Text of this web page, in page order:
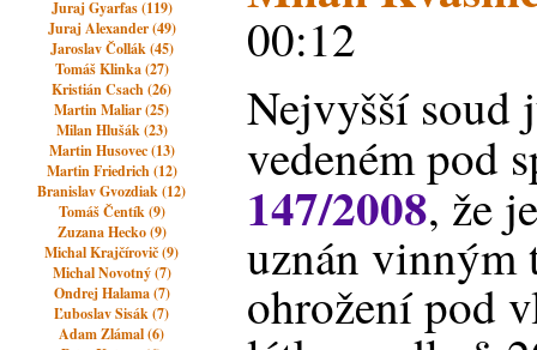
Juraj Gyarfas (119)
Juraj Alexander (49)
Jaroslav Čollák (45)
Tomáš Klinka (27)
Kristián Csach (26)
Martin Maliar (25)
Milan Hlušák (23)
Martin Husovec (13)
Martin Friedrich (12)
Branislav Gvozdiak (12)
Tomáš Čentík (9)
Zuzana Hecko (9)
Michal Krajčírovič (9)
Michal Novotný (7)
Ondrej Halama (7)
Ľuboslav Sisák (7)
Adam Zlámal (6)
00:12
Nejvyšší soud
vedeném pod
147/2008, že
uznán vinným
ohrožení pod